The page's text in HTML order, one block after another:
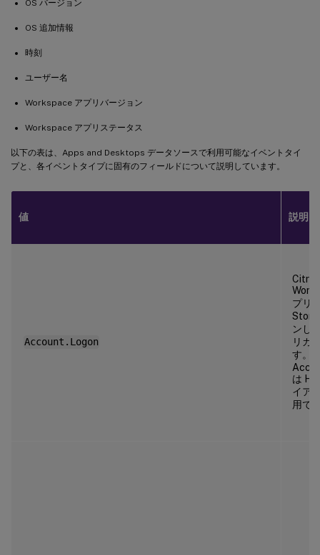
OS バージョン
OS 追加情報
時刻
ユーザー名
Workspace アプリバージョン
Workspace アプリステータス
以下の表は、Apps and Desktops データソースで利用可能なイベントタイ
プと、各イベントタイプに固有のフィールドについて説明しています。
値 説明
Account.Logon
Citrix
プリ
Store
ンし
リガ
す。
は
イア
用で